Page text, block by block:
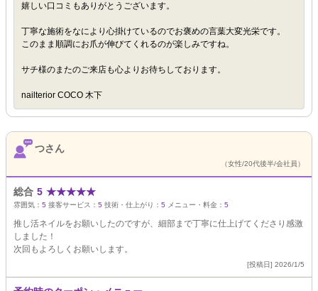
嬉しい口コミもありがとうございます。
丁寧な施術をなにより心掛けているのでお褒めの言葉大変光栄です。
このまま順調にお爪が伸びてくれるのが楽しみですね。
サチ様のまたのご来店も心よりお待ちしております。
nailterior COCO 木下
つさん
（女性/20代後半/会社員）
総合 5 ★★★★★
雰囲気： 5 接客サービス： 5 技術・仕上がり： 5 メニュー・料金： 5
推し活ネイルをお願いしたのですが、細部まで丁寧に仕上げてくださり感激
しました！
次回もよろしくお願いします。
[投稿日] 2026/1/5